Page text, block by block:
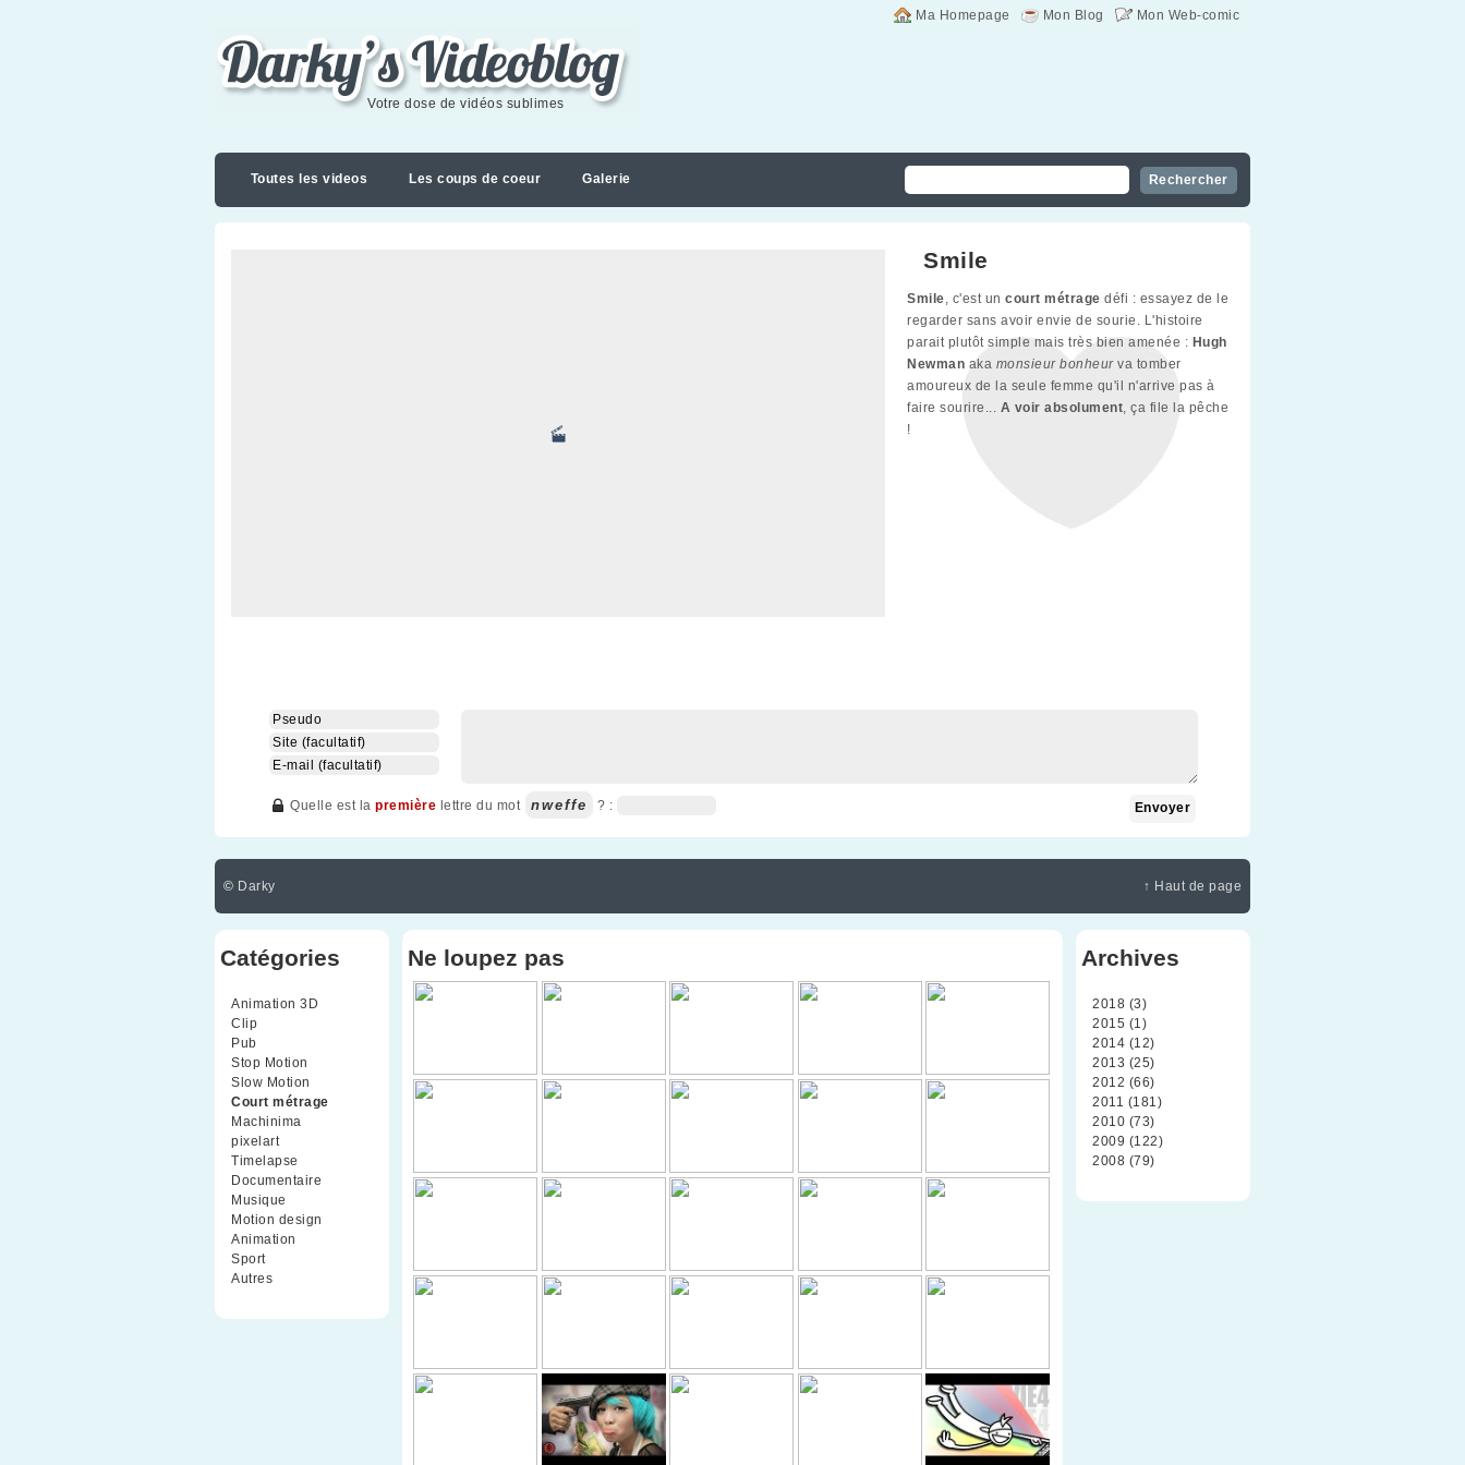
Mon Web-comic
Mon Blog
Ma Homepage
Darky's videoblog
Votre dose de vidéos sublimes
Toutes les videos Les coups de coeur Galerie
Smile
Smile, c'est un court métrage défi : essayez de le
regarder sans avoir envie de sourie. L'histoire
parait plutôt simple mais très bien amenée : Hugh
Newman aka monsieur bonheurva tomber
amoureux de la seule femme qu'il n'arrive pas à
faire sourire... A voir absolument, ça file la pêche
!
Quelle est la première lettre du mot nweffe ? :
© Darky ↑ Haut de page
Catégories
Animation 3D
Clip
Pub
Stop Motion
Slow Motion
Court métrage
Machinima
pixelart(10)
Timelapse
Documentaire
Musique
Motion design
Animation
Sport(2)
Autres
Ne loupez pas Archives
2018 (3)
2015 (1)
2014 (12)
2013 (25)
2012 (66)
2011 (181)
2010 (73)
2009 (122)
2008 (79)